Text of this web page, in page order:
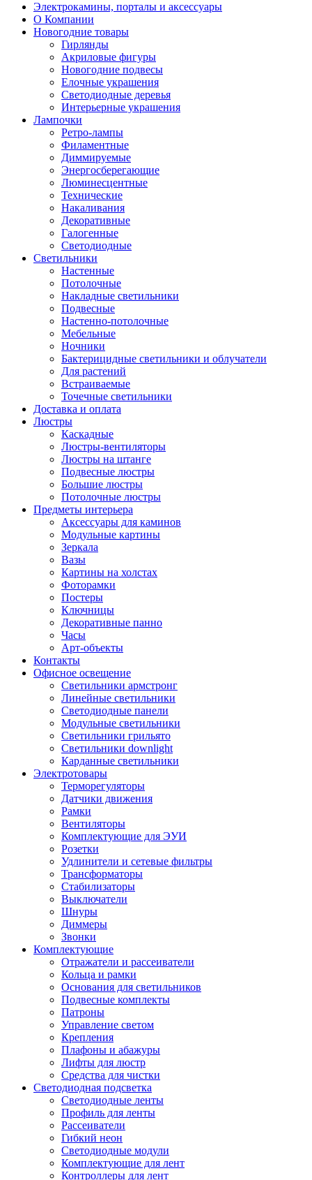
Электрокамины, порталы и аксессуары
О Компании
Новогодние товары
Гирлянды
Акриловые фигуры
Новогодние подвесы
Елочные украшения
Светодиодные деревья
Интерьерные украшения
Лампочки
Ретро-лампы
Филаментные
Диммируемые
Энергосберегающие
Люминесцентные
Технические
Накаливания
Декоративные
Галогенные
Светодиодные
Светильники
Настенные
Потолочные
Накладные светильники
Подвесные
Настенно-потолочные
Мебельные
Ночники
Бактерицидные светильники и облучатели
Для растений
Встраиваемые
Точечные светильники
Доставка и оплата
Люстры
Каскадные
Люстры-вентиляторы
Люстры на штанге
Подвесные люстры
Большие люстры
Потолочные люстры
Предметы интерьера
Аксессуары для каминов
Модульные картины
Зеркала
Вазы
Картины на холстах
Фоторамки
Постеры
Ключницы
Декоративные панно
Часы
Арт-объекты
Контакты
Офисное освещение
Светильники армстронг
Линейные светильники
Светодиодные панели
Модульные светильники
Светильники грильято
Светильники downlight
Карданные светильники
Электротовары
Терморегуляторы
Датчики движения
Рамки
Вентиляторы
Комплектующие для ЭУИ
Розетки
Удлинители и сетевые фильтры
Трансформаторы
Стабилизаторы
Выключатели
Шнуры
Диммеры
Звонки
Комплектующие
Отражатели и рассеиватели
Кольца и рамки
Основания для светильников
Подвесные комплекты
Патроны
Управление светом
Крепления
Плафоны и абажуры
Лифты для люстр
Средства для чистки
Светодиодная подсветка
Светодиодные ленты
Профиль для ленты
Рассеиватели
Гибкий неон
Светодиодные модули
Комплектующие для лент
Контроллеры для лент